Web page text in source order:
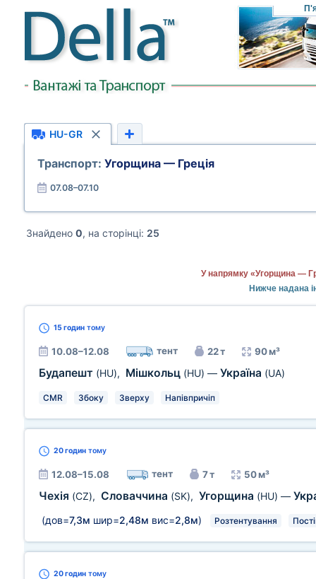
HU-GR
Транспорт: Угорщина — Греція
07.08–07.10
Знайдено 0, на сторінці: 25
У напрямку «Угорщина —
Нижче надана
15 годин тому
10.08–12.08 тент 22 т 90 м³
Будапешт (HU), Мішкольц (HU) — Україна (UA)
CMR Збоку Зверху Напівпричіп
20 годин тому
12.08–15.08 тент 7 т 50 м³
Чехія (CZ), Словаччина (SK), Угорщина (HU) —
(дов=7,3м шир=2,48м вис=2,8м) Розтентування
20 годин тому